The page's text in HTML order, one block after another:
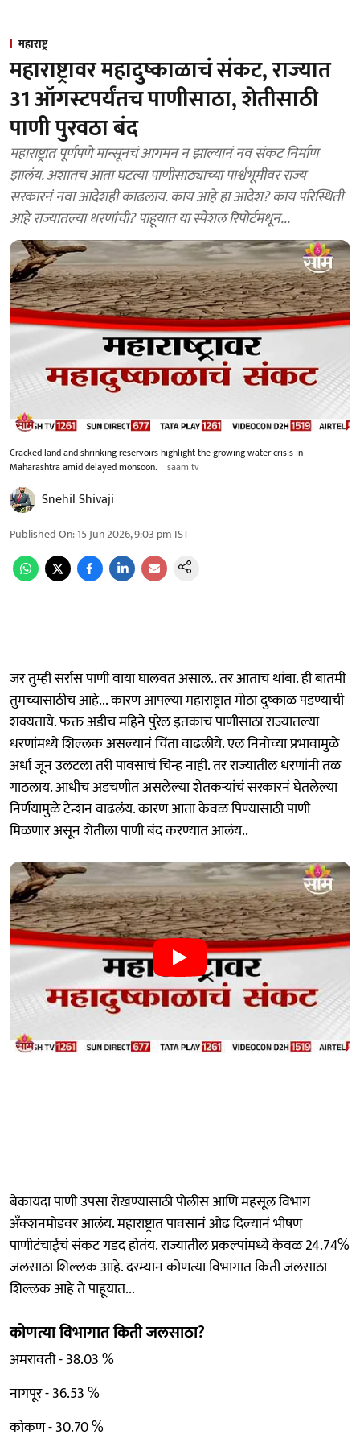
महाराष्ट्र
महाराष्ट्रावर महादुष्काळाचं संकट, राज्यात
31 ऑगस्टपर्यंतच पाणीसाठा, शेतीसाठी
पाणी पुरवठा बंद
महाराष्ट्रात पूर्णपणे मान्सूनचं आगमन न झाल्यानं नव संकट निर्माण
झालंय. अशातच आता घटत्या पाणीसाठ्याच्या पार्श्वभूमीवर राज्य
सरकारनं नवा आदेशही काढलाय. काय आहे हा आदेश? काय परिस्थिती
आहे राज्यातल्या धरणांची? पाहूयात या स्पेशल रिपोर्टमधून...
Cracked land and shrinking reservoirs highlight the growing water crisis in
Maharashtra amid delayed monsoon.
saam tv
Snehil Shivaji
Published On:15 Jun 2026, 9:03 pm IST
जर तुम्ही सर्रास पाणी वाया घालवत असाल.. तर आताच थांबा. ही बातमी
तुमच्यासाठीच आहे... कारण आपल्या महाराष्ट्रात मोठा दुष्काळ पडण्याची
शक्यताये. फक्त अडीच महिने पुरेल इतकाच पाणीसाठा राज्यातल्या
धरणांमध्ये शिल्लक असल्यानं चिंता वाढलीये. एल निनोच्या प्रभावामुळे
अर्धा जून उलटला तरी पावसाचं चिन्ह नाही. तर राज्यातील धरणांनी तळ
गाठलाय. आधीच अडचणीत असलेल्या शेतकऱ्यांचं सरकारनं घेतलेल्या
निर्णयामुळे टेन्शन वाढलंय. कारण आता केवळ पिण्यासाठी पाणी
मिळणार असून शेतीला पाणी बंद करण्यात आलंय..
बेकायदा पाणी उपसा रोखण्यासाठी पोलीस आणि महसूल विभाग
अँक्शनमोडवर आलंय. महाराष्ट्रात पावसानं ओढ दिल्यानं भीषण
पाणीटंचाईचं संकट गडद होतंय. राज्यातील प्रकल्पांमध्ये केवळ 24.74%
जलसाठा शिल्लक आहे. दरम्यान कोणत्या विभागात किती जलसाठा
शिल्लक आहे ते पाहूयात...
कोणत्या विभागात किती जलसाठा?
अमरावती - 38.03 %
नागपूर - 36.53 %
कोकण - 30.70 %